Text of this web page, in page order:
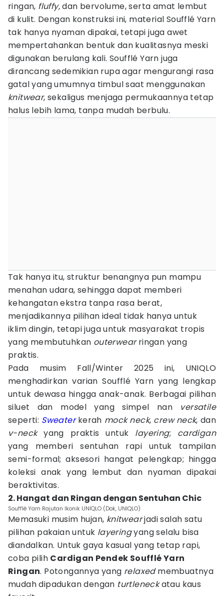
ringan, fluffy,dan bervolume, serta amat lembut
di kulit. Dengan konstruksi ini, material Soufflé Yarn
tak hanya nyaman dipakai, tetapi juga awet
mempertahankan bentuk dan kualitasnya meski
digunakan berulang kali. Soufflé Yarn juga
dirancang sedemikian rupa agar mengurangi rasa
gatal yang umumnya timbul saat menggunakan
knitwear, sekaligus menjaga permukaannya tetap
halus lebih lama, tanpa mudah berbulu.
Tak hanya itu, struktur benangnya pun mampu
menahan udara, sehingga dapat memberi
kehangatan ekstra tanpa rasa berat,
menjadikannya pilihan ideal tidak hanya untuk
iklim dingin, tetapi juga untuk masyarakat tropis
yang membutuhkan outerwearringan yang
praktis.
Pada musim Fall/Winter 2025 ini, UNIQLO
menghadirkan varian Soufflé Yarn yang lengkap
untuk dewasa hingga anak-anak. Berbagai pilihan
siluet dan model yang simpel nan versatile
seperti: Sweaterkerah mock neck, crew neck, dan
v-neckyang praktis untuk layering; cardigan
yang memberi sentuhan rapi untuk tampilan
semi-formal; aksesori hangat pelengkap; hingga
koleksi anak yang lembut dan nyaman dipakai
beraktivitas.
2. Hangat dan Ringan dengan Sentuhan Chic
Soufflé Yarn Rajutan Ikonik UNIQLO (Dok, UNIQLO)
Memasuki musim hujan, knitwearjadi salah satu
pilihan pakaian untuk layeringyang selalu bisa
diandalkan. Untuk gaya kasual yang tetap rapi,
coba pilih Cardigan Pendek Soufflé Yarn
Ringan. Potongannya yang relaxedmembuatnya
mudah dipadukan dengan turtleneckatau kaus